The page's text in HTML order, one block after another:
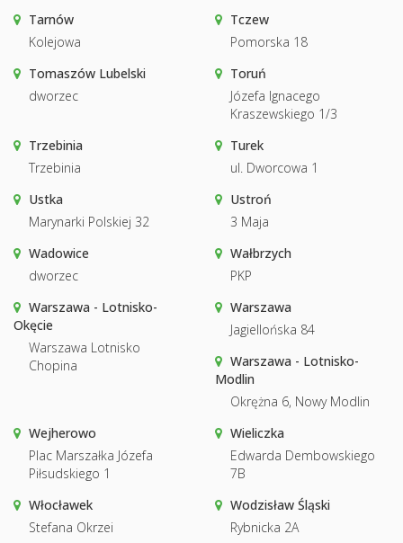
Tarnów
Kolejowa
Tczew
Pomorska 18
Tomaszów Lubelski
dworzec
Toruń
Józefa Ignacego
Kraszewskiego 1/3
Trzebinia
Trzebinia
Turek
ul. Dworcowa 1
Ustka
Marynarki Polskiej 32
Ustroń
3 Maja
Wadowice
dworzec
Wałbrzych
PKP
Warszawa - Lotnisko-
Okęcie
Warszawa Lotnisko
Chopina
Warszawa
Jagiellońska 84
Warszawa - Lotnisko-
Modlin
Okrężna 6, Nowy Modlin
Wejherowo
Plac Marszałka Józefa
Piłsudskiego 1
Wieliczka
Edwarda Dembowskiego
7B
Włocławek
Stefana Okrzei
Wodzisław Śląski
Rybnicka 2A